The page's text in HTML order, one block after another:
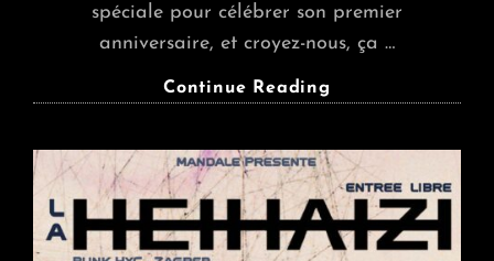
spéciale pour célébrer son premier
anniversaire, et croyez-nous, ça …
Continue Reading
Punk
:
BUZZKILL
+